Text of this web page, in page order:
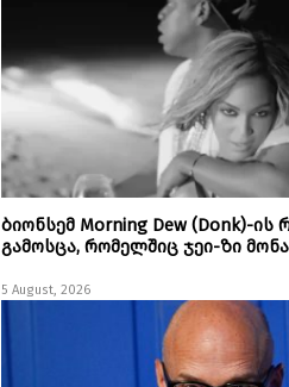
ბიონსემ Morning Dew (Donk)-ის
გამოსცა, რომელშიც ჯეი-ზი
5 August, 2026